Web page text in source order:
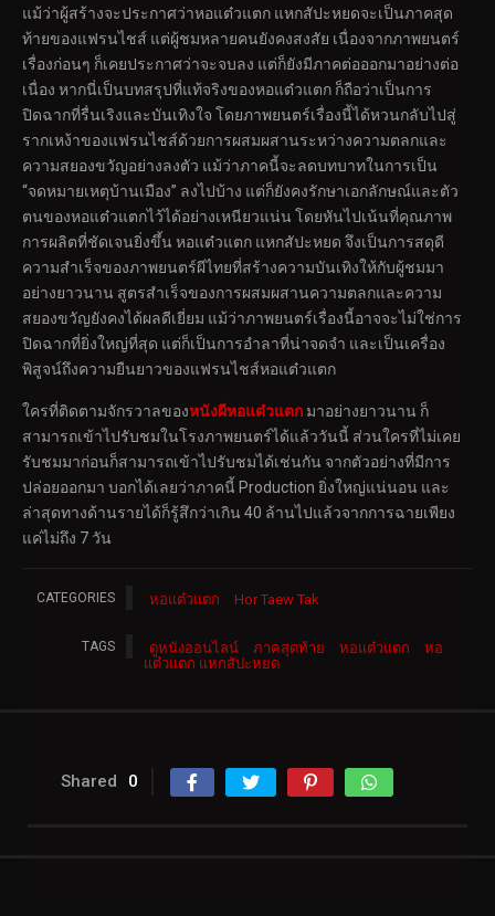
แม้ว่าผู้สร้างจะประกาศว่าหอแต๋วแตก แหกสัปะหยดจะเป็นภาคสุด
ท้ายของแฟรนไชส์ แต่ผู้ชมหลายคนยังคงสงสัย เนื่องจากภาพยนตร์
เรื่องก่อนๆ ก็เคยประกาศว่าจะจบลง แต่ก็ยังมีภาคต่อออกมาอย่างต่อ
เนื่อง หากนี่เป็นบทสรุปที่แท้จริงของหอแต๋วแตก ก็ถือว่าเป็นการ
ปิดฉากที่รื่นเริงและบันเทิงใจ โดยภาพยนตร์เรื่องนี้ได้หวนกลับไปสู่
รากเหง้าของแฟรนไชส์ด้วยการผสมผสานระหว่างความตลกและ
ความสยองขวัญอย่างลงตัว แม้ว่าภาคนี้จะลดบทบาทในการเป็น
“จดหมายเหตุบ้านเมือง” ลงไปบ้าง แต่ก็ยังคงรักษาเอกลักษณ์และตัว
ตนของหอแต๋วแตกไว้ได้อย่างเหนียวแน่น โดยหันไปเน้นที่คุณภาพ
การผลิตที่ชัดเจนยิ่งขึ้น หอแต๋วแตก แหกสัปะหยด จึงเป็นการสดุดี
ความสำเร็จของภาพยนตร์ผีไทยที่สร้างความบันเทิงให้กับผู้ชมมา
อย่างยาวนาน สูตรสำเร็จของการผสมผสานความตลกและความ
สยองขวัญยังคงได้ผลดีเยี่ยม แม้ว่าภาพยนตร์เรื่องนี้อาจจะไม่ใช่การ
ปิดฉากที่ยิ่งใหญ่ที่สุด แต่ก็เป็นการอำลาที่น่าจดจำ และเป็นเครื่อง
พิสูจน์ถึงความยืนยาวของแฟรนไชส์หอแต๋วแตก
ใครที่ติดตามจักรวาลของหนังผีหอแต๋วแตก มาอย่างยาวนาน ก็
สามารถเข้าไปรับชมในโรงภาพยนตร์ได้แล้ววันนี้ ส่วนใครที่ไม่เคย
รับชมมาก่อนก็สามารถเข้าไปรับชมได้เช่นกัน จากตัวอย่างที่มีการ
ปล่อยออกมา บอกได้เลยว่าภาคนี้ Production ยิ่งใหญ่แน่นอน และ
ล่าสุดทางด้านรายได้ก็รู้สึกว่าเกิน 40 ล้านไปแล้วจากการฉายเพียง
แค่ไม่ถึง 7 วัน
CATEGORIES หอแต๋วแตก Hor Taew Tak
TAGS ดูหนังออนไลน์ ภาคสุดท้าย หอแต๋วแตก
หอ
แต๋วแตก แหกสัปะหยด
Shared 0